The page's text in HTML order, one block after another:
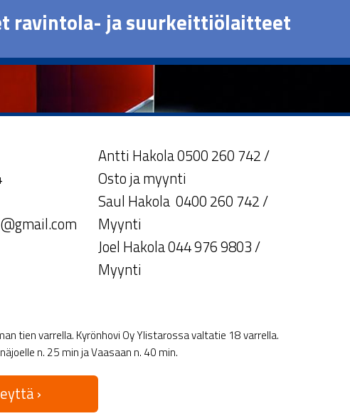
ravintola- ja suurkeittiölaitteet
Antti Hakola 0500 260 742 /
Osto ja myynti
Saul Hakola 0400 260 742 /
Myynti
Joel Hakola 044 976 9803 /
Myynti
tien varrella. Kyrönhovi Oy Ylistarossa valtatie 18 varrella.
n. 25 min ja Vaasaan n. 40 min.
›